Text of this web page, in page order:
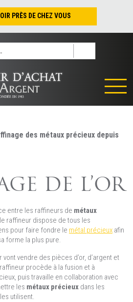
PRÈS DE CHEZ VOUS
Jacques Rousseau
– Saint-Pierre
Tours
La Rochelle
La Roche/Yon
des métaux précieux depuis
DE L’OR
entre les raffineurs de métaux
raffineur dispose de tous les
pour faire fondre le métal précieux afin
forme la plus pure.
vendre des pièces d’or, d’argent et
procède à la fusion et à
puis travaille en collaboration avec
les métaux précieux dans les
utilisent.